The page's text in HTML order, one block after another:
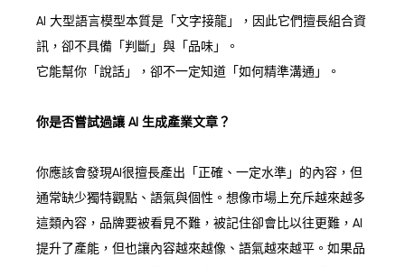
AI 大型語言模型本質是「文字接龍」，因此它們擅長組合資
訊，卻不具備「判斷」與「品味」。
它能幫你「說話」，卻不一定知道「如何精準溝通」。
你是否嘗試過讓 AI 生成產業文章？
你應該會發現AI很擅長產出「正確、一定水準」的內容，但
通常缺少獨特觀點、語氣與個性。想像市場上充斥越來越多
這類內容，品牌要被看見不難，被記住卻會比以往更難，AI
提升了產能，但也讓內容越來越像、語氣越來越平。如果品